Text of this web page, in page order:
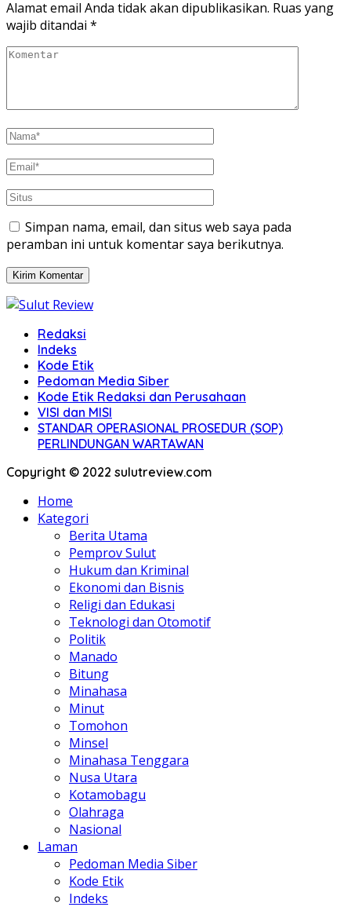
baru) baru)
Alamat email Anda tidak akan dipublikasikan. Ruas yang
wajib ditandai *
Simpan nama, email, dan situs web saya pada
peramban ini untuk komentar saya berikutnya.
Redaksi
Indeks
Kode Etik
Pedoman Media Siber
Kode Etik Redaksi dan Perusahaan
VISI dan MISI
STANDAR OPERASIONAL PROSEDUR (SOP)
PERLINDUNGAN WARTAWAN
Copyright © 2022 sulutreview.com
Home
Kategori
Berita Utama
Pemprov Sulut
Hukum dan Kriminal
Ekonomi dan Bisnis
Religi dan Edukasi
Teknologi dan Otomotif
Politik
Manado
Bitung
Minahasa
Minut
Tomohon
Minsel
Minahasa Tenggara
Nusa Utara
Kotamobagu
Olahraga
Nasional
Laman
Pedoman Media Siber
Kode Etik
Indeks